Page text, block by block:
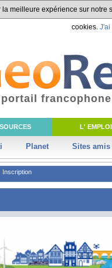
meilleure expérience sur
cookies. J'ai
L' EMPLOI
Planet Sites amis
portail
Inscription